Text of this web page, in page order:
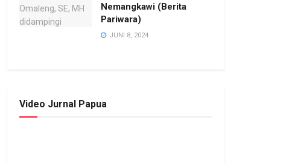
Nemangkawi (Berita
Pariwara)
JUNI 8, 2024
Video Jurnal Papua